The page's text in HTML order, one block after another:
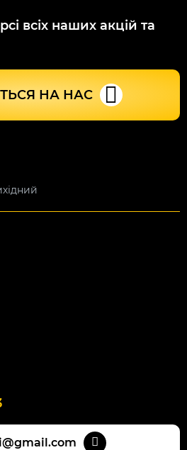
всіх наших акцій та
НА НАС